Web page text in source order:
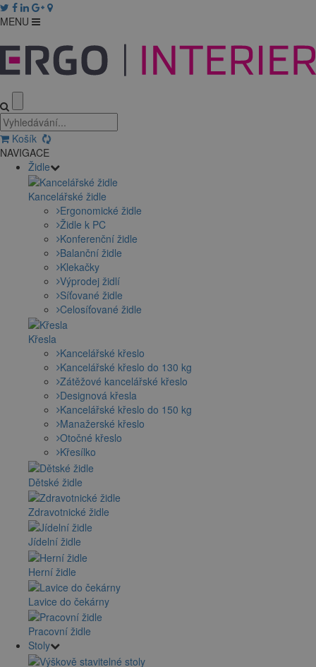
MENU
Košík
NAVIGACE
Židle
Kancelářské židle
Ergonomické židle
Židle k PC
Konferenční židle
Balanční židle
Klekačky
Výprodej židlí
Síťované židle
Celosíťované židle
Křesla
Kancelářské křeslo
Kancelářské křeslo do 130 kg
Zátěžové kancelářské křeslo
Designová křesla
Kancelářské křeslo do 150 kg
Manažerské křeslo
Otočné křeslo
Křesílko
Dětské židle
Zdravotnické židle
Jídelní židle
Herní židle
Lavice do čekárny
Pracovní židle
Stoly